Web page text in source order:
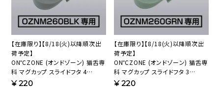
【在庫限り】【8/18(火)以降順次出
荷予定】
ON℃ZONE (オンドゾーン) 猫舌専
科 マグカップ スライドフタ 4
CTMG-SF4 【HP】
¥220
【在庫限り】【8/18(火)以降順次出
荷予定】
ON℃ZONE (オンドゾーン) 猫舌専
科 マグカップ スライドフタ 3
CTMG-SF3 【HP】
¥220